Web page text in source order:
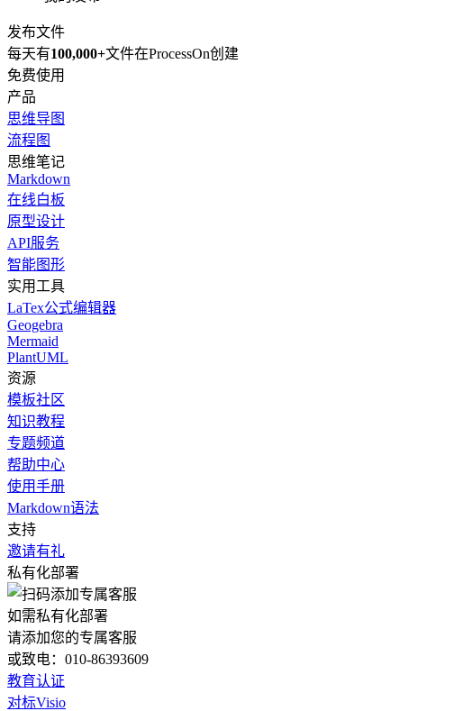
发布文件
每天有100,000+文件在ProcessOn创建
免费使用
产品
思维导图
流程图
思维笔记
Markdown
在线白板
原型设计
API服务
智能图形
实用工具
LaTex公式编辑器
Geogebra
Mermaid
PlantUML
资源
模板社区
知识教程
专题频道
帮助中心
使用手册
Markdown语法
支持
邀请有礼
私有化部署
如需私有化部署
请添加您的专属客服
或致电：010-86393609
教育认证
对标Visio